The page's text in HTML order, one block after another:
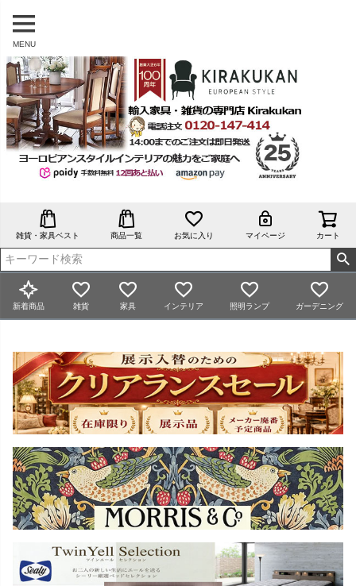
MENU
雑貨・家具ベスト 商品一覧 お気に入り マイページ カート
新着商品 雑貨 家具 インテリア 照明ランプ ガーデニング